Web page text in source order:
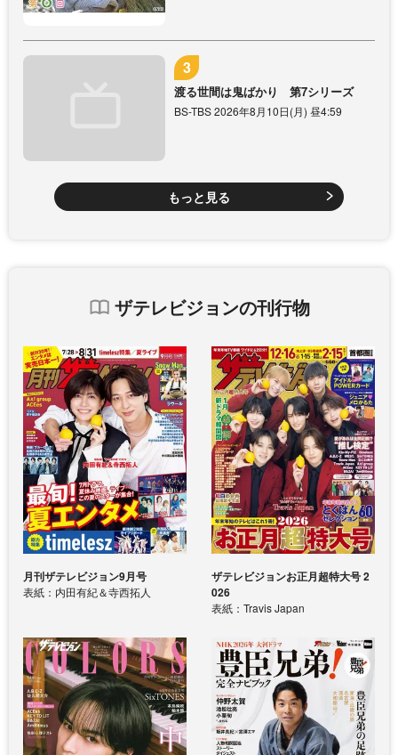
渡る世間は鬼ばかり 第7シリーズ
BS-TBS 2026年8月10日(月) 昼4:59
もっと見る
ザテレビジョンの刊行物
月刊ザテレビジョン9月号
表紙：内田有紀＆寺西拓人
ザテレビジョンお正月超特大号 2
026
表紙：Travis Japan